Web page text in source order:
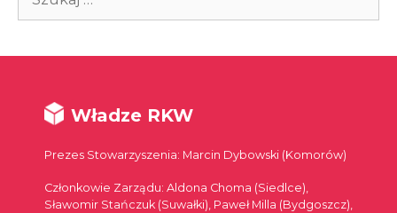
Władze RKW
Prezes Stowarzyszenia: Marcin Dybowski (Komorów)
Członkowie Zarządu: Aldona Choma (Siedlce),
Sławomir Stańczuk (Suwałki), Paweł Milla (Bydgoszcz),